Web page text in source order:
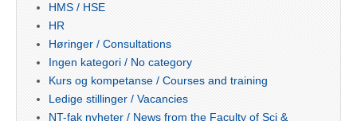
HMS / HSE
HR
Høringer / Consultations
Ingen kategori / No category
Kurs og kompetanse / Courses and training
Ledige stillinger / Vacancies
NT-fak nyheter / News from the Faculty of Sci &